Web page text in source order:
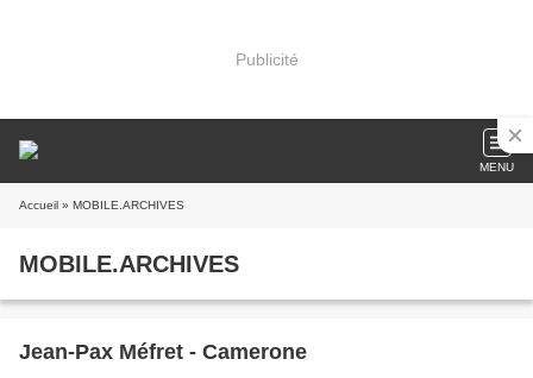
Publicité
MENU
Accueil » MOBILE.ARCHIVES
MOBILE.ARCHIVES
Jean-Pax Méfret - Camerone